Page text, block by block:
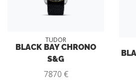
TUDOR
BLACK BAY CHRONO
S&G
7870 €